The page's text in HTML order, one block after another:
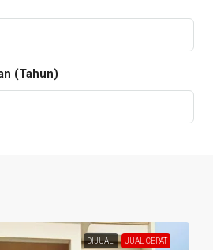
(Tahun)
DIJUAL JUAL CEPAT